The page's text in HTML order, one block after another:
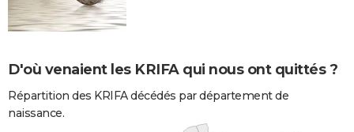
D'où venaient les KRIFA qui nous ont quittés ?
Répartition des KRIFA décédés par département de
naissance.